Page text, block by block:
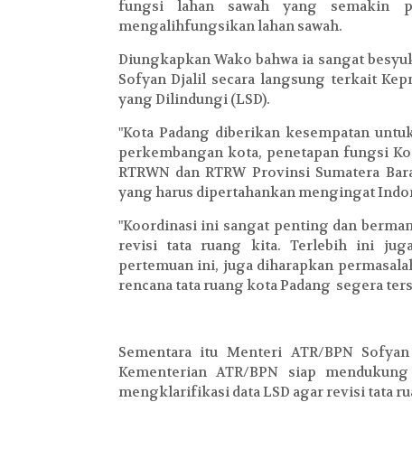
fungsi lahan sawah yang semakin
mengalihfungsikan lahan sawah.
Diungkapkan Wako bahwa ia sangat
Sofyan Djalil secara langsung terkait
yang Dilindungi (LSD).
"Kota Padang diberikan kesempatan
perkembangan kota, penetapan fungsi
RTRWN dan RTRW Provinsi Sumatera
yang harus dipertahankan mengingat
"Koordinasi ini sangat penting dan
revisi tata ruang kita. Terlebih ini
pertemuan ini, juga diharapkan
rencana tata ruang kota Padang segera
Sementara itu Menteri ATR/BPN
Kementerian ATR/BPN siap
mengklarifikasi data LSD agar revisi tata